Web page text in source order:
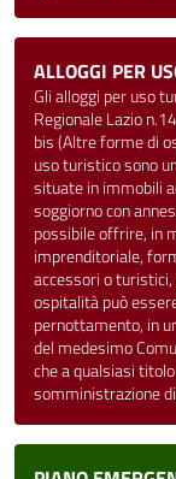
ALLOGGI PER
Gli alloggi per uso
Regionale Lazio
bis (Altre forme di
uso turistico sono
situate in immobili
soggiorno con
possibile offrire, in
imprenditoriale,
accessori o
ospitalità può
pernottamento, in
del medesimo
che a qualsiasi
somministrazione